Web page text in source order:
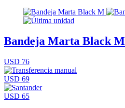
Bandeja Marta Black M
USD 76
USD 69
USD 65